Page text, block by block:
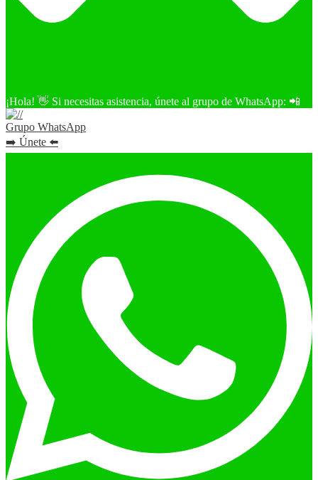
¡Hola! 👋 Si necesitas asistencia, únete al grupo de WhatsApp: 📲
Grupo WhatsApp
➡️ Únete ⬅️